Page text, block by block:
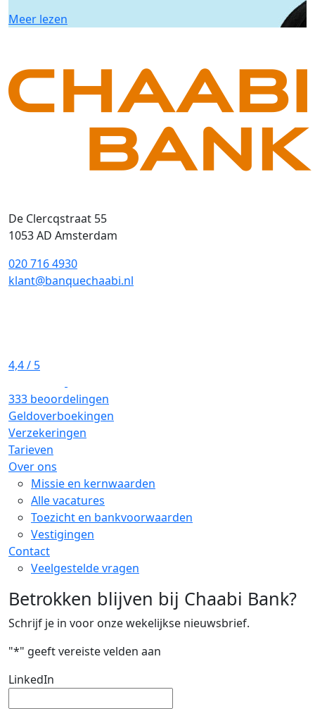
Meer lezen
De Clercqstraat 55
1053 AD Amsterdam
020 716 4930
klant@banquechaabi.nl
4,4/ 5
333 beoordelingen
Geldoverboekingen
Verzekeringen
Tarieven
Over ons
Missie en kernwaarden
Alle vacatures
Toezicht en bankvoorwaarden
Vestigingen
Contact
Veelgestelde vragen
Betrokken blijven bij Chaabi Bank?
Schrijf je in voor onze wekelijkse nieuwsbrief.
"*" geeft vereiste velden aan
LinkedIn